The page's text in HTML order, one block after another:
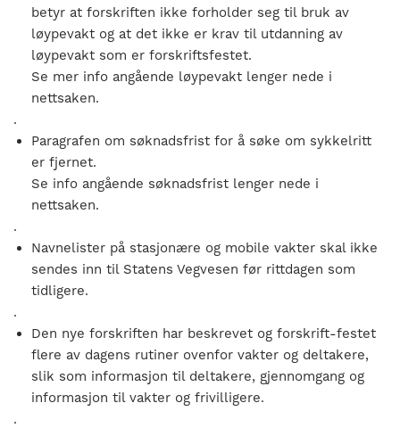
betyr at forskriften ikke forholder seg til bruk av
løypevakt og at det ikke er krav til utdanning av
løypevakt som er forskriftsfestet.
Se mer info angående løypevakt lenger nede i
nettsaken.
.
Paragrafen om søknadsfrist for å søke om sykkelritt
er fjernet.
Se info angående søknadsfrist lenger nede i
nettsaken.
.
Navnelister på stasjonære og mobile vakter skal ikke
sendes inn til Statens Vegvesen før rittdagen som
tidligere.
.
Den nye forskriften har beskrevet og forskrift-festet
flere av dagens rutiner ovenfor vakter og deltakere,
slik som informasjon til deltakere, gjennomgang og
informasjon til vakter og frivilligere.
.